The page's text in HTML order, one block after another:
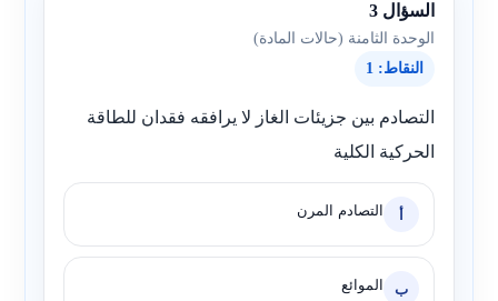
السؤال 3
الوحدة الثامنة (حالات المادة)
النقاط: 1
التصادم بين جزيئات الغاز لا يرافقه فقدان للطاقة
الحركية الكلية
أ التصادم المرن
ب الموائع